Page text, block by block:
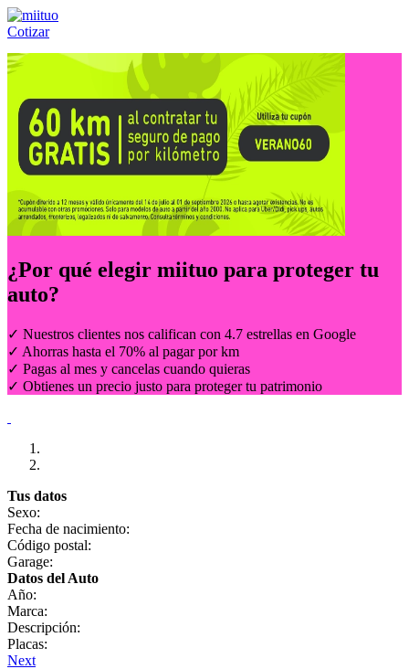
Cotizar
Llámanos al:(55) 84-21-05-00 ó
¿Por qué elegir miituo para proteger tu
auto?
✓ Nuestros clientes nos califican con 4.7 estrellas en Google
✓ Ahorras hasta el 70% al pagar por km
✓ Pagas al mes y cancelas cuando quieras
✓ Obtienes un precio justo para proteger tu patrimonio
Tus datos
Sexo:
Fecha de nacimiento:
Código postal:
Garage:
Datos del Auto
Año:
Marca:
Descripción:
Placas:
Next